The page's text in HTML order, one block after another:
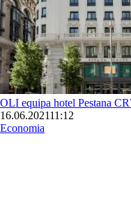
OLI equipa hotel Pestana
16.06.202111:12
Economia